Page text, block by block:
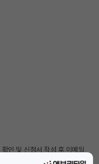
인 및 신청서 작성 후 이메일